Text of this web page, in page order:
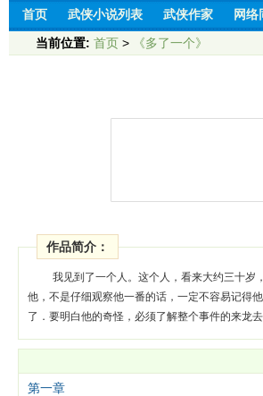
首页 武侠小说列表 武侠作家 网络
当前位置: 首页 > 《多了一个》
作品简介：
我见到了一个人。这个人，看来大约三十岁
他，不是仔细观察他一番的话，一定不容易记得
了．要明白他的奇怪，必须了解整个事件的来龙
第一章